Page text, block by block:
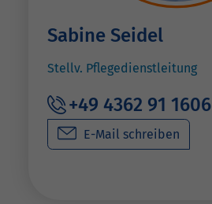
Sabine Seidel
Stellv. Pflegedienstleitung
+49 4362 91 1606
E-Mail schreiben